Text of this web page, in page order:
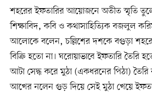
শহরের ইফতারির আয়োজনে অতীত স্মৃতি
শিক্ষাবিদ, কবি ও কথাসাহিত্যিক বজলুল
আলোকে বলেন, চল্লিশের দশকে বগুড়া
বিক্রি হতো না। ঘরোয়াভাবে ইফতারি তৈরি
আটা সেদ্ধ করে মুঠা (একধরনের পিঠা)
আখের নলেন গুড় দিয়ে সেই মুঠা খেয়ে